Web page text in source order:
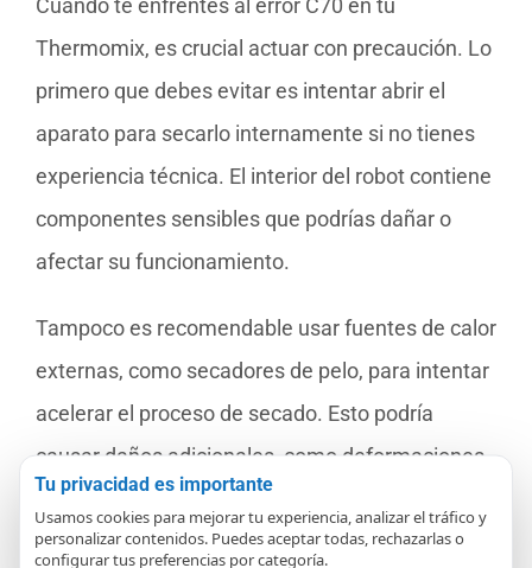
Cuando te enfrentes al error C70 en tu
Thermomix, es crucial actuar con precaución. Lo
primero que debes evitar es intentar abrir el
aparato para secarlo internamente si no tienes
experiencia técnica. El interior del robot contiene
componentes sensibles que podrías dañar o
afectar su funcionamiento.
Tampoco es recomendable usar fuentes de calor
externas, como secadores de pelo, para intentar
acelerar el proceso de secado. Esto podría
causar daños adicionales, como deformaciones
o inclusiones de humedad en lugares no
deseados. Si no estás seguro de cómo proceder,
Tu privacidad es importante
Usamos cookies para mejorar tu experiencia, analizar el tráfico y
personalizar contenidos. Puedes aceptar todas, rechazarlas o
configurar tus preferencias por categoría.